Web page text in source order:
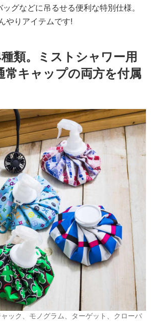
グなどに吊るせる便利な特別仕様。
やりアイテムです!
類。ミストシャワー用
常キャップの両方を付属
ャック、モノグラム、ターゲット、クローバ